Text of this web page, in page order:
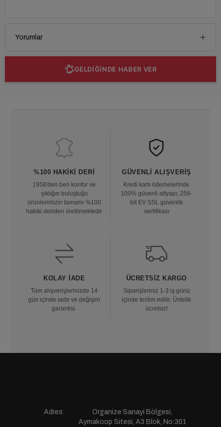
Yorumlar
GELDİĞİNDE HABER VER
%100 HAKIKI DERI
1958'den beri konfor ve
şıklığın buluştuğu
ürünlerimizin tamamı %100
hakiki deriden üretilmektedir
GÜVENLI ALIŞVERIŞ
Kredi kartı ödemelerinde
100% güvenli altyapı, 256-
bit EV SSL güvenlik
sertifikası
KOLAY İADE
Tüm alışverişlerinizde 14
gün içinde iade ve değişim
garantisi.
ÜCRETSIZ KARGO
Siparişleriniz 1-3 iş günü
içinde teslim edilir. Üstelik
ücretsiz!
Adres:
Organize Sanayi Bölgesi,
Aymakoop Sitesi, A3 Blok, No:301